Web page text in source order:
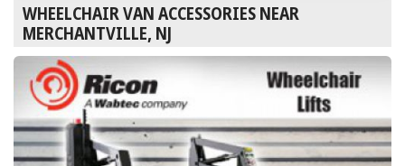
WHEELCHAIR VAN ACCESSORIES NEAR
MERCHANTVILLE, NJ